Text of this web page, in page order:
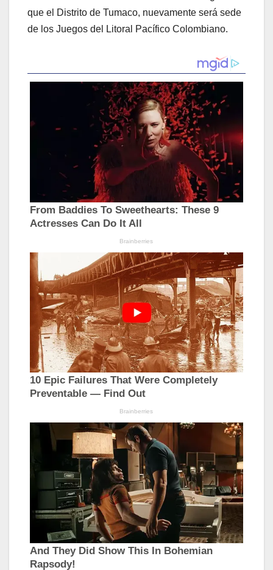
que el Distrito de Tumaco, nuevamente será sede
de los Juegos del Litoral Pacífico Colombiano.